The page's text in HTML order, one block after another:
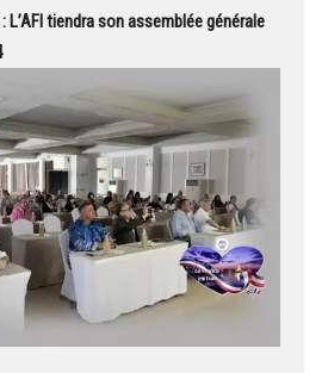
L’AFI tiendra son assemblée générale